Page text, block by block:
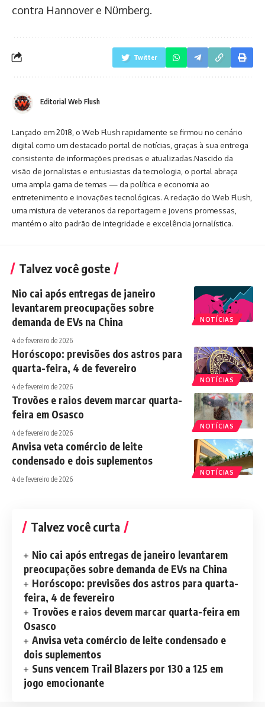
contra Hannover e Nürnberg.
Twitter
Editorial Web Flush
Lançado em 2018, o Web Flush rapidamente se firmou no cenário
digital como um destacado portal de notícias, graças à sua entrega
consistente de informações precisas e atualizadas.Nascido da
visão de jornalistas e entusiastas da tecnologia, o portal abraça
uma ampla gama de temas — da política e economia ao
entretenimento e inovações tecnológicas. A redação do Web Flush,
uma mistura de veteranos da reportagem e jovens promessas,
mantém o alto padrão de integridade e excelência jornalística.
Talvez você goste
NOTÍCIAS
Nio cai após entregas de janeiro
levantarem preocupações sobre
demanda de EVs na China
4 de fevereiro de 2026
NOTÍCIAS
Horóscopo: previsões dos astros para
quarta-feira, 4 de fevereiro
4 de fevereiro de 2026
NOTÍCIAS
Trovões e raios devem marcar quarta-
feira em Osasco
4 de fevereiro de 2026
NOTÍCIAS
Anvisa veta comércio de leite
condensado e dois suplementos
4 de fevereiro de 2026
Talvez você curta
Nio cai após entregas de janeiro levantarem
preocupações sobre demanda de EVs na China
Horóscopo: previsões dos astros para quarta-
feira, 4 de fevereiro
Trovões e raios devem marcar quarta-feira em
Osasco
Anvisa veta comércio de leite condensado e
dois suplementos
Suns vencem Trail Blazers por 130 a 125 em
jogo emocionante